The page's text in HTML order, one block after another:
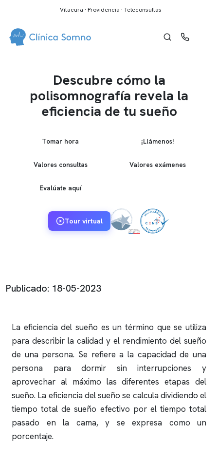
Vitacura · Providencia · Teleconsultas
Descubre cómo la
polisomnografía revela la
eficiencia de tu sueño
Tomar hora ¡Llámenos!
Valores consultas Valores exámenes
Evalúate aquí
Tour virtual
Publicado: 18-05-2023
La eficiencia del sueño es un término que se utiliza
para describir la calidad y el rendimiento del sueño
de una persona. Se refiere a la capacidad de una
persona para dormir sin interrupciones y
aprovechar al máximo las diferentes etapas del
sueño. La eficiencia del sueño se calcula dividiendo el
tiempo total de sueño efectivo por el tiempo total
pasado en la cama, y se expresa como un
porcentaje.